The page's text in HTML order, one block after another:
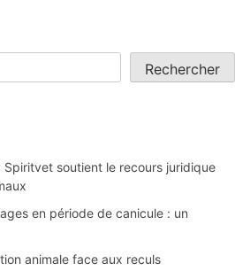
Rechercher
Spiritvet soutient le recours juridique
en période de canicule : un
animale face aux reculs